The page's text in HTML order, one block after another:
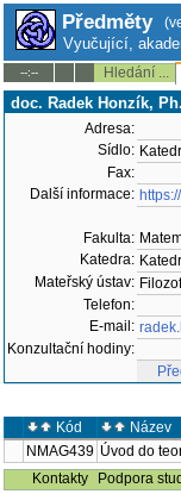
Předměty
Vyučující,
--:-- Hledání ...
doc. Radek Honzík,
Adresa:
Sídlo:
Fax:
Další informace:
Fakulta:
Katedra:
Mateřský ústav:
Telefon:
E-mail:
Konzultační hodiny:
Kód Název
NMAG439 Úvod do
Kontakty
Podpora